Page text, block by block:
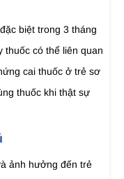
biệt trong 3 tháng
thuốc có thể liên quan
cai thuốc ở trẻ sơ
thuốc khi thật sự
ảnh hưởng đến trẻ